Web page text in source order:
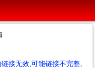
接无效,可能链接不完整,